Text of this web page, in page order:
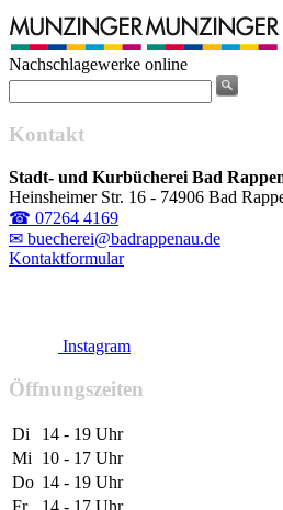
Nachschlagewerke online
Kontakt
Stadt- und Kurbücherei Bad
Heinsheimer Str. 16 - 74906 Bad
☎ 07264 4169
✉ buecherei@badrappenau.de
Kontaktformular
Instagram
Öffnungszeiten
Di
14 - 19 Uhr
Mi
10 - 17 Uhr
Do 14 - 19 Uhr